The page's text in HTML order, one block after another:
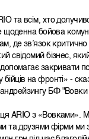
та всім, хто
щоденна бойова
де зв’язок
свідомий бізнес,
допомагає закривати
на фронті» -
БФ "Вовки
ARIO з «Вовками».
та друзями фірми ми